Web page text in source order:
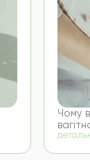
Чому